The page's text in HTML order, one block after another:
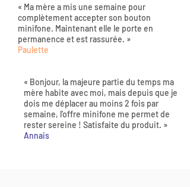
« Ma mère a mis une semaine pour
complètement accepter son bouton
minifone. Maintenant elle le porte en
permanence et est rassurée. »
Paulette
« Bonjour, la majeure partie du temps ma
mère habite avec moi, mais depuis que je
dois me déplacer au moins 2 fois par
semaine, l'offre minifone me permet de
rester sereine ! Satisfaite du produit. »
Annais